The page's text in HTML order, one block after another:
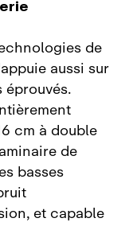
de
aussi sur
éprouvés.
cm à double
de
basses
et capable